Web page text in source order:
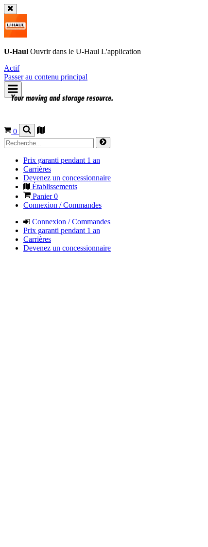
U-Haul Ouvrir dans le U-Haul L'application
Actif
Passer au contenu principal
0
Prix garanti pendant 1 an
Carrières
Devenez un concessionnaire
Établissements
Panier0
Connexion / Commandes
Connexion / Commandes
Prix garanti pendant 1 an
Carrières
Devenez un concessionnaire